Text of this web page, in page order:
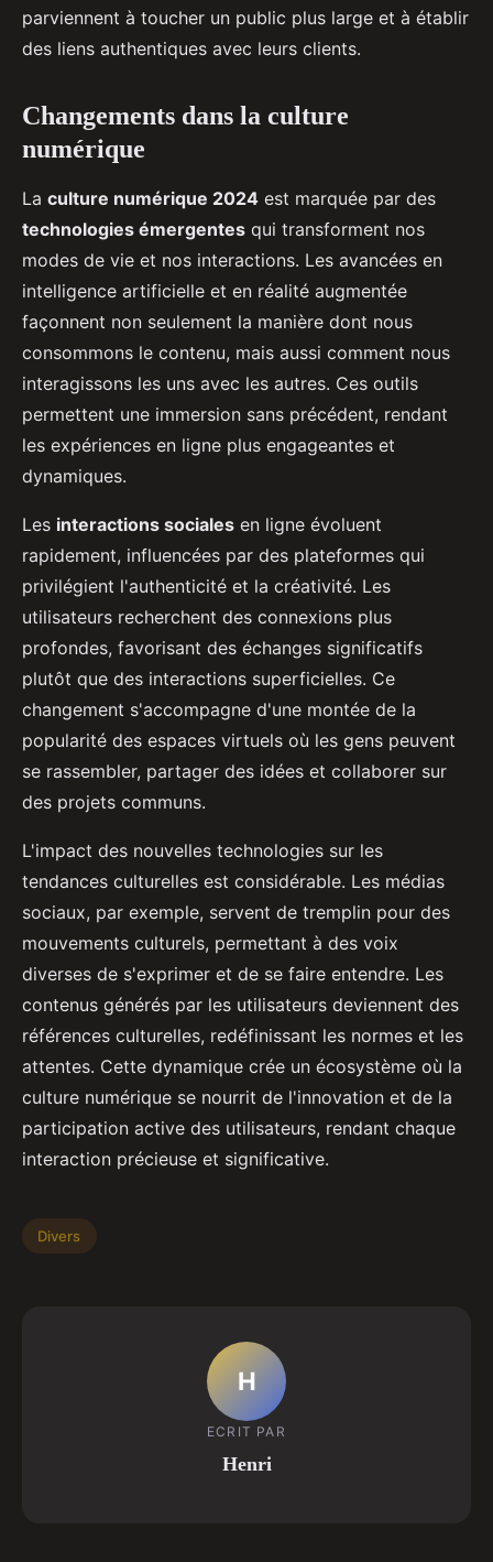
parviennent à toucher un public plus large et à établir
des liens authentiques avec leurs clients.
Changements dans la culture
numérique
La culture numérique 2024 est marquée par des
technologies émergentes qui transforment nos
modes de vie et nos interactions. Les avancées en
intelligence artificielle et en réalité augmentée
façonnent non seulement la manière dont nous
consommons le contenu, mais aussi comment nous
interagissons les uns avec les autres. Ces outils
permettent une immersion sans précédent, rendant
les expériences en ligne plus engageantes et
dynamiques.
Les interactions sociales en ligne évoluent
rapidement, influencées par des plateformes qui
privilégient l'authenticité et la créativité. Les
utilisateurs recherchent des connexions plus
profondes, favorisant des échanges significatifs
plutôt que des interactions superficielles. Ce
changement s'accompagne d'une montée de la
popularité des espaces virtuels où les gens peuvent
se rassembler, partager des idées et collaborer sur
des projets communs.
L'impact des nouvelles technologies sur les
tendances culturelles est considérable. Les médias
sociaux, par exemple, servent de tremplin pour des
mouvements culturels, permettant à des voix
diverses de s'exprimer et de se faire entendre. Les
contenus générés par les utilisateurs deviennent des
références culturelles, redéfinissant les normes et les
attentes. Cette dynamique crée un écosystème où la
culture numérique se nourrit de l'innovation et de la
participation active des utilisateurs, rendant chaque
interaction précieuse et significative.
Divers
H
ECRIT PAR
Henri